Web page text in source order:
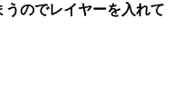
うのでレイヤーを入れて